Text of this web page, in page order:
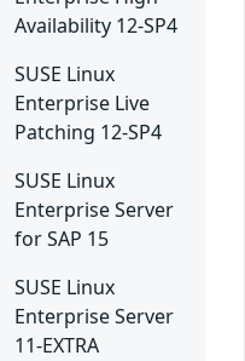
Availability 12-SP4
SUSE Linux
Enterprise Live
Patching 12-SP4
SUSE Linux
Enterprise Server
for SAP 15
SUSE Linux
Enterprise Server
11-EXTRA